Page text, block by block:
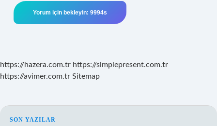
https://hazera.com.tr https://simplepresent.com.tr
https://avimer.com.tr Sitemap
SON YAZILAR